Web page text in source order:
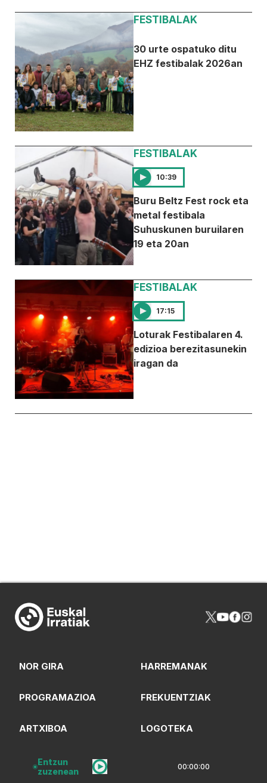
Entzun
zuzenean
00:00:00
FESTIBALAK
30 urte ospatuko ditu
EHZ festibalak 2026an
FESTIBALAK
10:39
Buru Beltz Fest rock eta
metal festibala
Suhuskunen buruilaren
19 eta 20an
FESTIBALAK
17:15
Loturak Festibalaren 4.
edizioa berezitasunekin
iragan da
NOR GIRA HARREMANAK
PROGRAMAZIOA FREKUENTZIAK
ARTXIBOA LOGOTEKA
QUI SOMMES-NOUS?